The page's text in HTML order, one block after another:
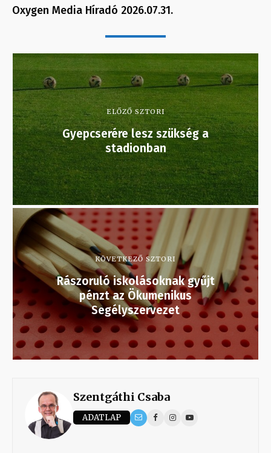
Oxygen Media Híradó 2026.07.31.
ELŐZŐ SZTORI
Gyepcserére lesz szükség a
stadionban
KÖVETKEZŐ SZTORI
Rászoruló iskolásoknak gyűjt
pénzt az Ökumenikus
Segélyszervezet
Szentgáthi Csaba
ADATLAP